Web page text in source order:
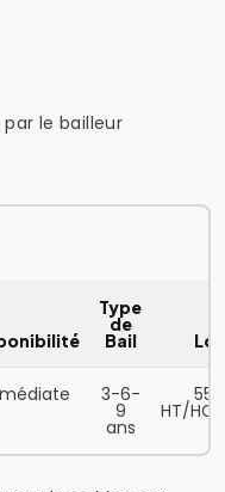
le bailleur
Type
de
Bail
3-6-
9
ans
HT/